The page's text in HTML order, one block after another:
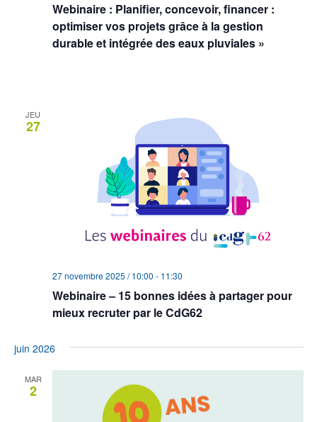
Webinaire : Planifier, concevoir, financer :
optimiser vos projets grâce à la gestion
durable et intégrée des eaux pluviales »
JEU
27
Webinaire – 15 bonnes idées à partager pour
mieux recruter par le CdG62
27 novembre 2025 / 10:00 - 11:30
juin 2026
MAR
2